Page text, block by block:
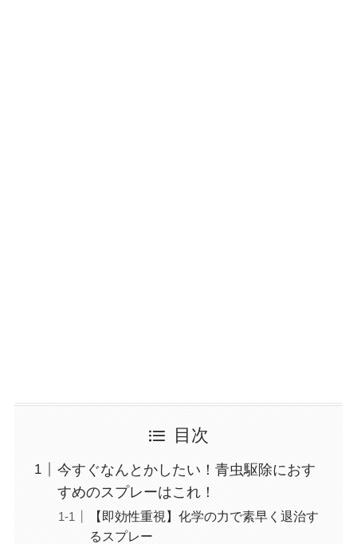
目次
今すぐなんとかしたい！青虫駆除におす
すめのスプレーはこれ！
【即効性重視】化学の力で素早く退治す
るスプレー